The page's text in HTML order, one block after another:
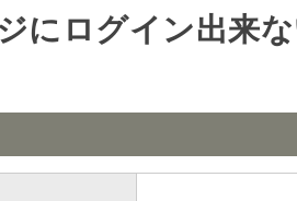
にログイン出来